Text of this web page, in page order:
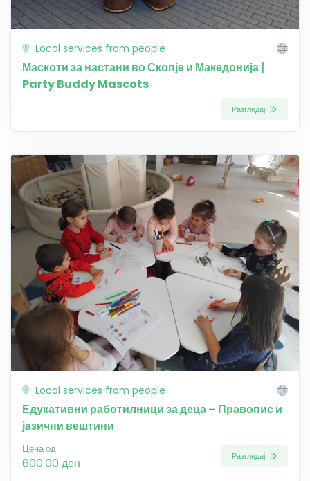
Local services from people
Маскоти за настани во Скопје и Македонија |
Party Buddy Mascots
Разгледај
Local services from people
Едукативни работилници за деца – Правопис и
јазични вештини
Цена од
600.00 ден Разгледај